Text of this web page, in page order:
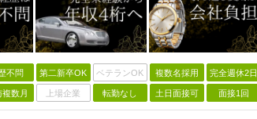
不問 第二新卒OK ベテランOK 複数名採用 完全週休2日
複数月 上場企業 転勤なし 土日面接可 面接1回